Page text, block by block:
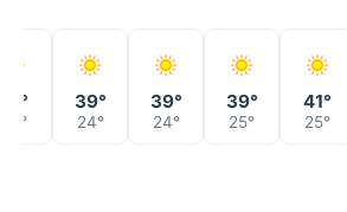
41°
25°
39°
25°
39°
24°
39°
24°
41°
25°